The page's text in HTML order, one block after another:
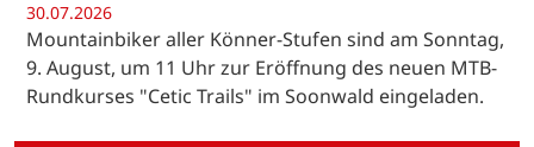
30.07.2026
Mountainbiker aller Könner-Stufen sind am Sonntag,
9. August, um 11 Uhr zur Eröffnung des neuen MTB-
Rundkurses "Cetic Trails" im Soonwald eingeladen.